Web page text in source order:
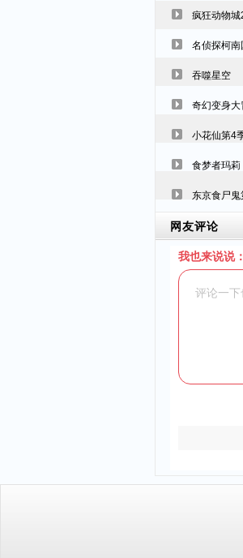
疯狂动物城
名侦探柯
吞噬星空
奇幻变身大
小花仙第4
食梦者玛莉
东京食尸鬼
网友评论
我也来说说：